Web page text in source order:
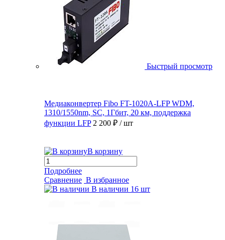
Быстрый просмотр
Медиаконвертер Fibo FT-1020A-LFP WDM,
1310/1550nm, SC, 1Гбит, 20 км, поддержка
функции LFP 2 200 ₽ / шт
В корзину
Подробнее
Сравнение В избранное
В наличии 16 шт